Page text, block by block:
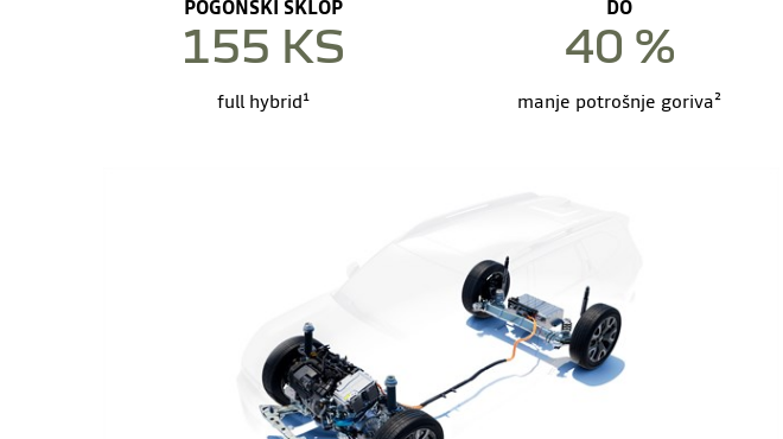
POGONSKI SKLOP
155 KS
full hybrid¹
DO
40 %
manje potrošnje goriva²